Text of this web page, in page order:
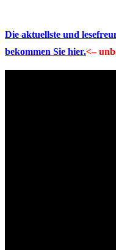
Die aktuellste und
bekommen Sie hier.<–